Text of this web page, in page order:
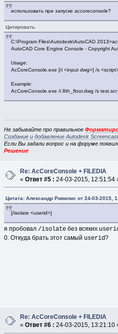
использовать при запуске accoreconsole?
Цитировать
C:\Program Files\Autodesk\AutoCAD
AutoCAD Core Engine Console - Copyright
Usage:
AcCoreConsole.exe [/i <input dwg>] /s
Example:
AcCoreConsole.exe /i 8th_floor.dwg /s test.scr
Не забывайте про правильное
Создание и добавление Autodesk
Если Вы задали вопрос и на форуме
Решение
Re: AcCoreConsole + FILEDIA
« Ответ #5 : 24-03-2015, 12:51:54
Цитата: Александр Ривилис от 24-03-2015,
[/isolate <userid>]
я пробовал /isolateбез всяких
0. Откуда брать этот самый userid?
Re: AcCoreConsole + FILEDIA
« Ответ #6 : 24-03-2015, 13:21:10